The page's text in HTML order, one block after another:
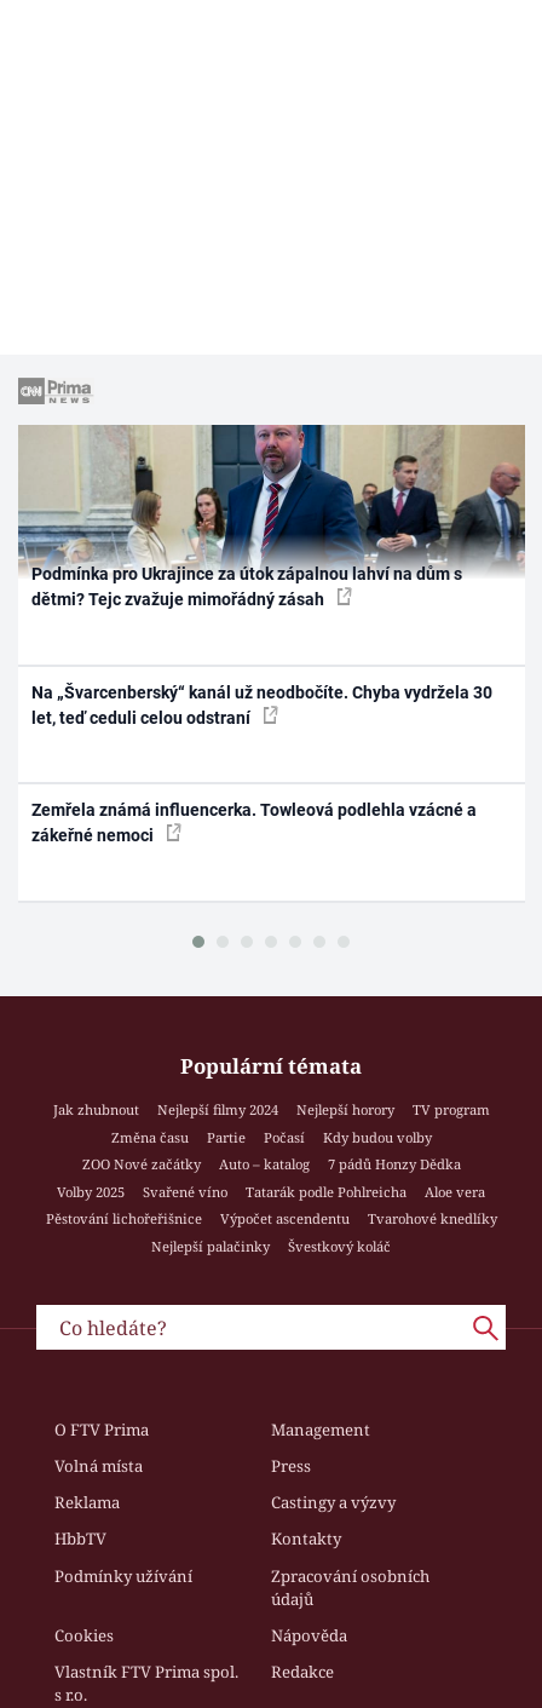
Podmínka pro Ukrajince za útok zápalnou lahví na dům s
dětmi? Tejc zvažuje mimořádný zásah
Na „Švarcenberský“ kanál už neodbočíte. Chyba vydržela 30
let, teď ceduli celou odstraní
Zemřela známá influencerka. Towleová podlehla vzácné a
zákeřné nemoci
Populární témata
Jak zhubnout Nejlepší filmy 2024 Nejlepší horory
TV program
Změna času
Partie Počasí
Kdy budou volby
ZOO Nové začátky
Auto – katalog
7 pádů Honzy Dědka
Volby 2025
Svařené víno Tatarák podle Pohlreicha
Aloe vera
Pěstování lichořeřišnice
Výpočet ascendentu
Tvarohové knedlíky
Nejlepší palačinky
Švestkový koláč
O FTV Prima
Management
Volná místa
Press
Reklama
Castingy a výzvy
HbbTV
Kontakty
Podmínky užívání
Zpracování osobních
údajů
Cookies
Nápověda
Vlastník FTV Prima spol.
s r.o.
Redakce